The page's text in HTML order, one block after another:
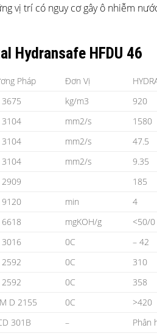
vị trí có nguy cơ gây ô nhiễm
Hydransafe HFDU 46
Pháp Đơn Vị
3675 kg/m3
920
3104 mm2/s
1580
3104 mm2/s
47.5
3104 mm2/s
9.35
2909
185
9120 min
4
6618 mgKOH/g
<50/0
3016 0C
– 42
2592 0C
310
2592 0C
358
D 2155 0C
>420
301B – Phân